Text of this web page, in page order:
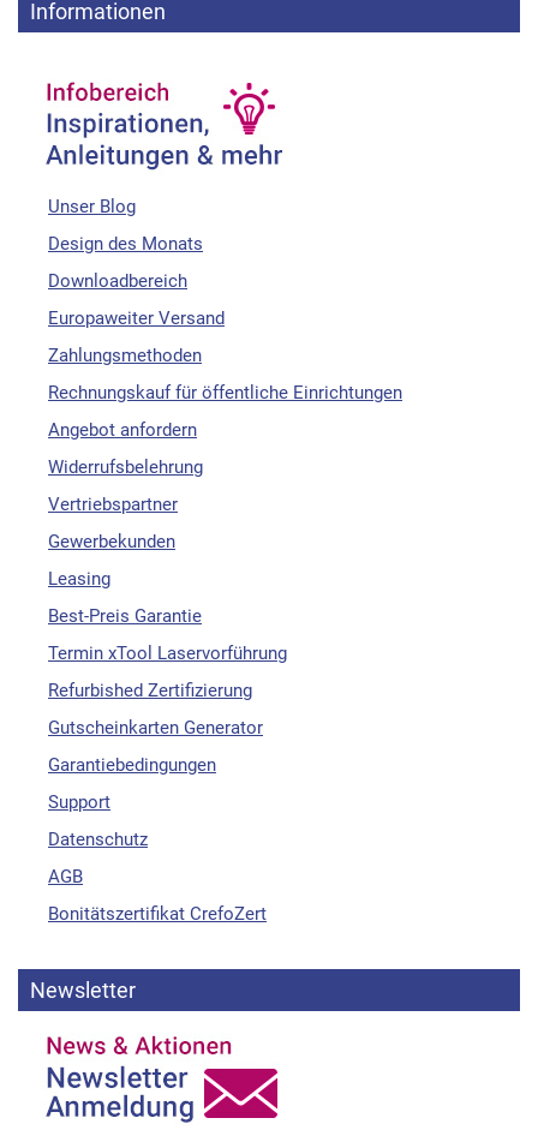
Informationen
Unser Blog
Design des Monats
Downloadbereich
Europaweiter Versand
Zahlungsmethoden
Rechnungskauf für öffentliche Einrichtungen
Angebot anfordern
Widerrufsbelehrung
Vertriebspartner
Gewerbekunden
Leasing
Best-Preis Garantie
Termin xTool Laservorführung
Refurbished Zertifizierung
Gutscheinkarten Generator
Garantiebedingungen
Support
Datenschutz
AGB
Bonitätszertifikat CrefoZert
Newsletter